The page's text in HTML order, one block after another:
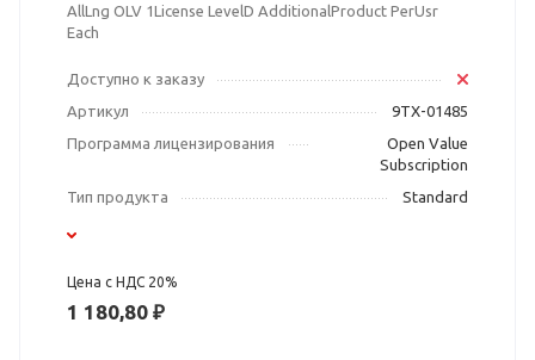
AllLng OLV 1License LevelD AdditionalProduct PerUsr
Each
Доступно к заказу
Артикул
9TX-01485
Программа лицензирования
Open Value
Subscription
Тип продукта
Standard
Цена с НДС 20%
1 180,80 ₽